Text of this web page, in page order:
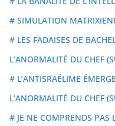
# SIMULATION
# LES FADAISES DE
L’ANORMALITÉ DU CHEF
# L’ANTISRAÉLIME
L’ANORMALITÉ DU CHEF
# JE NE COMPRENDS PAS